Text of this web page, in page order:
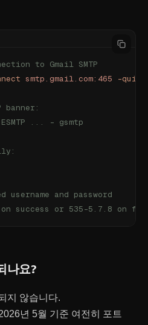
to Gmail SMTP
smtp.gmail.com:465 -quiet
banner:
... - gsmtp
username and password
success or 535-5.7.8 on
나요?
지 않습니다.
년 5월 기준 여전히 포트